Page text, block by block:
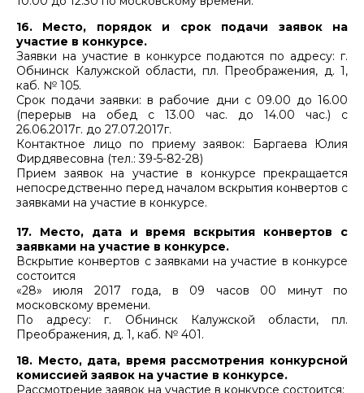
16. Место, порядок и срок подачи заявок на
участие в конкурсе.
Заявки на участие в конкурсе подаются по адресу: г.
Обнинск Калужской области, пл. Преображения, д. 1,
каб. № 105.
Срок подачи заявки: в рабочие дни с 09.00 до 16.00
(перерыв на обед с 13.00 час. до 14.00 час.) с
26.06.2017г. до 27.07.2017г.
Контактное лицо по приему заявок: Баргаева Юлия
Фирдявесовна (тел.: 39-5-82-28)
Прием заявок на участие в конкурсе прекращается
непосредственно перед началом вскрытия конвертов с
заявками на участие в конкурсе.
17. Место, дата и время вскрытия конвертов с
заявками на участие в конкурсе.
Вскрытие конвертов с заявками на участие в конкурсе
состоится
«28» июля 2017 года, в 09 часов 00 минут по
московскому времени.
По адресу: г. Обнинск Калужской области, пл.
Преображения, д. 1, каб. № 401.
18. Место, дата, время рассмотрения конкурсной
комиссией заявок на участие в конкурсе.